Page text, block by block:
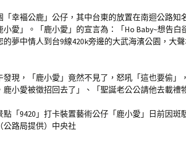
「幸褔公鹿」公仔，其中台東的放置在南迴公路知
小愛」。「鹿小愛」的宣言為：「Ho Baby~想告白
的夢中情人到台9線420k旁邊的大武海濱公園，大
發現，「鹿小愛」竟然不見了，怒吼「這也要偷」
鹿小愛被徵招回去了」、「聖誕老公公請他去載禮
點「9420」打卡裝置藝術公仔「鹿小愛」日前因斑
公路局提供）中央社